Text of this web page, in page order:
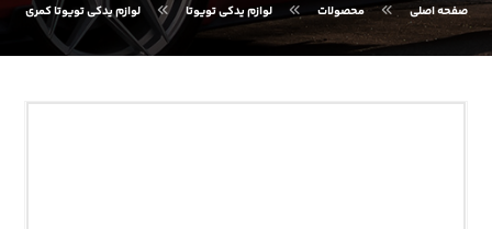
صفحه اصلی محصولات لوازم یدکی تویوتا لوازم یدکی تویوتا کمری